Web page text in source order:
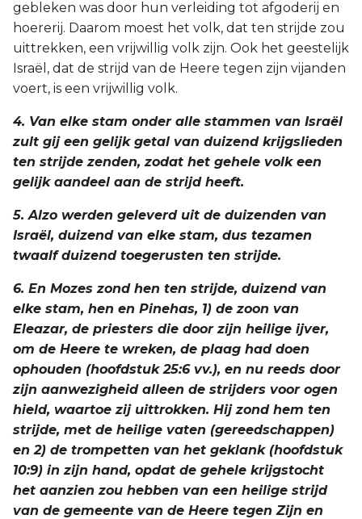
gebleken was door hun verleiding tot afgoderij en
hoererij. Daarom moest het volk, dat ten strijde zou
uittrekken, een vrijwillig volk zijn. Ook het geestelijk
Israël, dat de strijd van de Heere tegen zijn vijanden
voert, is een vrijwillig volk.
4. Van elke stam onder alle stammen van Israël
zult gij een gelijk getal van duizend krijgslieden
ten strijde zenden, zodat het gehele volk een
gelijk aandeel aan de strijd heeft.
5. Alzo werden geleverd uit de duizenden van
Israël, duizend van elke stam, dus tezamen
twaalf duizend toegerusten ten strijde.
6. En Mozes zond hen ten strijde, duizend van
elke stam, hen en Pinehas, 1) de zoon van
Eleazar, de priesters die door zijn heilige ijver,
om de Heere te wreken, de plaag had doen
ophouden (hoofdstuk 25:6 vv.), en nu reeds door
zijn aanwezigheid alleen de strijders voor ogen
hield, waartoe zij uittrokken. Hij zond hem ten
strijde, met de heilige vaten (gereedschappen)
en 2) de trompetten van het geklank (hoofdstuk
10:9) in zijn hand, opdat de gehele krijgstocht
het aanzien zou hebben van een heilige strijd
van de gemeente van de Heere tegen Zijn en